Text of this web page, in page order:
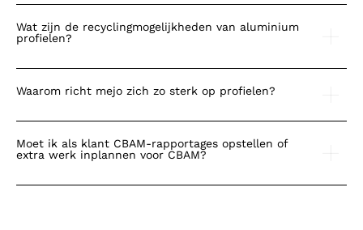
Wat zijn de recyclingmogelijkheden van aluminium
profielen?
Waarom richt mejo zich zo sterk op profielen?
Moet ik als klant CBAM-rapportages opstellen of
extra werk inplannen voor CBAM?